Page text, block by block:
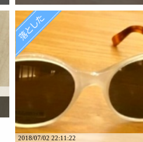
2018/07/02 22:11:22